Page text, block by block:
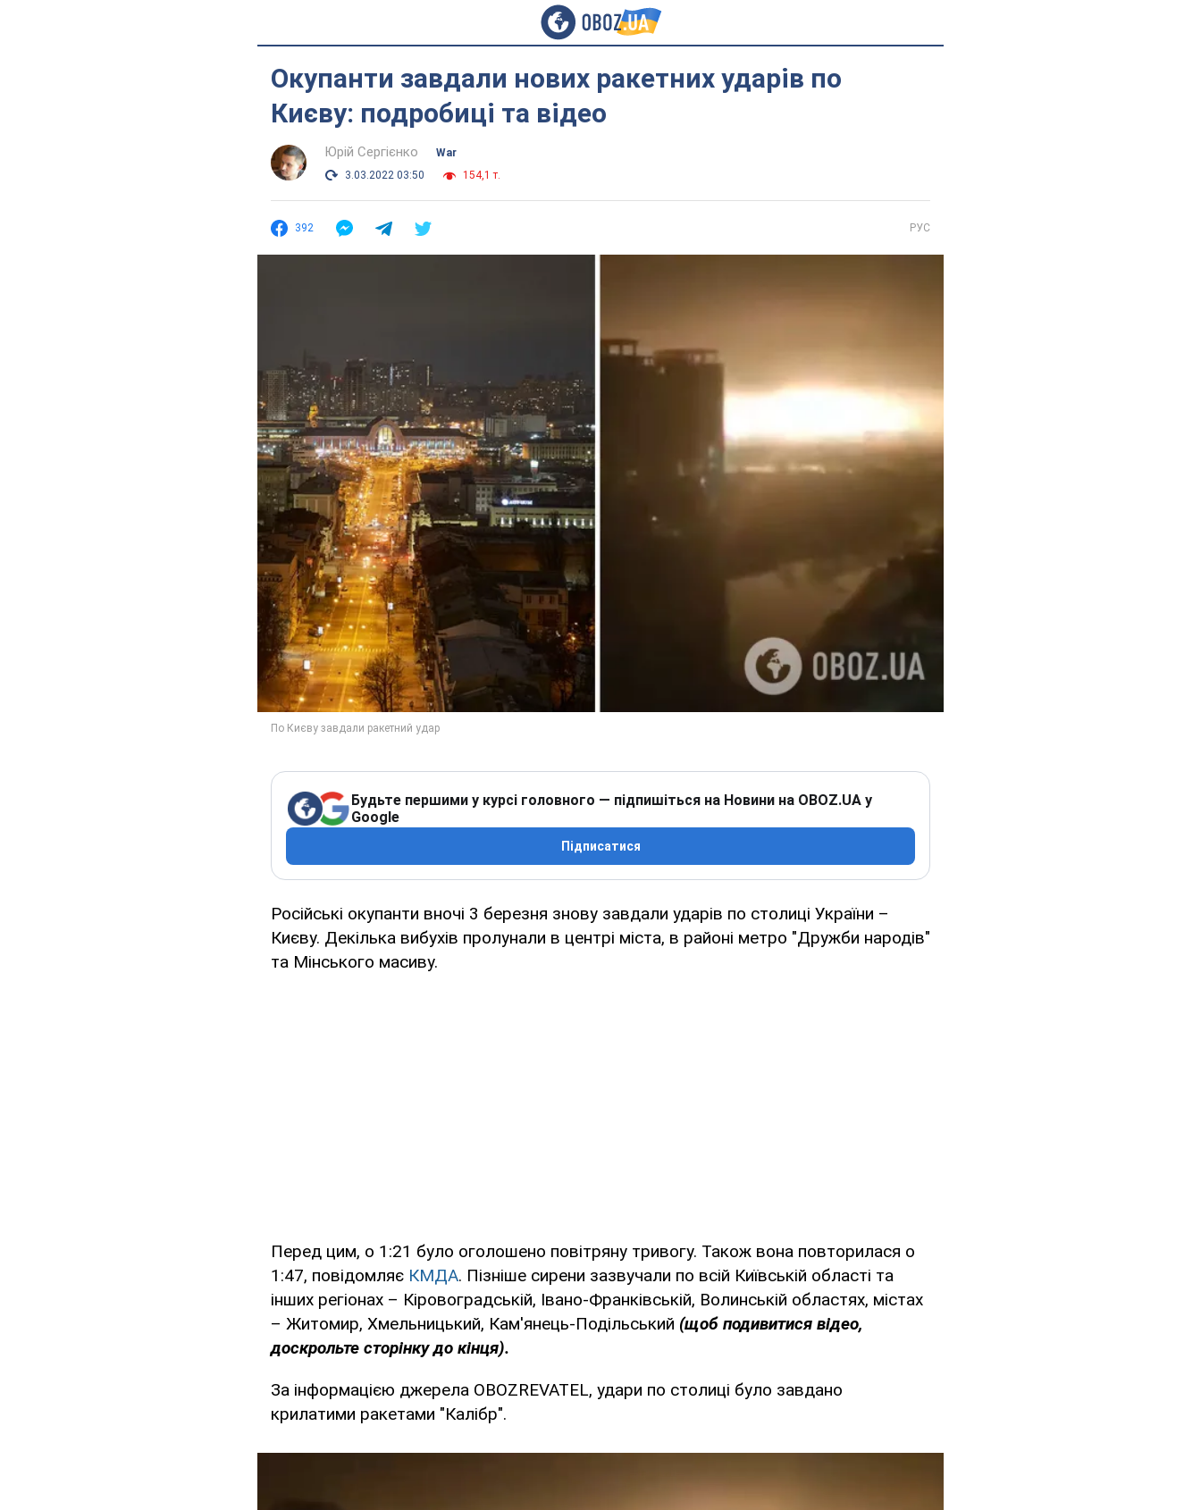
Окупанти завдали нових ракетних ударів по
Києву: подробиці та відео
Юрій Сергієнко
War
3.03.2022 03:50
154,1 т.
392 РУС
Будьте першими у курсі головного — підпишіться на Новини на OBOZ.UA у
Google
Підписатися
Російські окупанти вночі 3 березня знову завдали ударів по столиці України –
Києву. Декілька вибухів пролунали в центрі міста, в районі метро "Дружби народів"
та Мінського масиву.
Перед цим, о 1:21 було оголошено повітряну тривогу. Також вона повторилася о
1:47, повідомляє КМДА. Пізніше сирени зазвучали по всій Київській області та
інших регіонах – Кіровоградській, Івано-Франківській, Волинській областях, містах
– Житомир, Хмельницький, Кам'янець-Подільський (щоб подивитися відео,
доскрольте сторінку до кінця).
За інформацією джерела OBOZREVATEL, удари по столиці було завдано
крилатими ракетами "Калібр".